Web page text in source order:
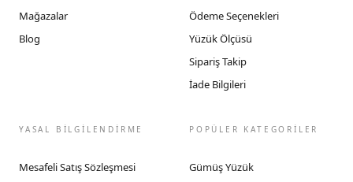
Mağazalar
Blog
Ödeme Seçenekleri
Yüzük Ölçüsü
Sipariş Takip
İade Bilgileri
YASAL BİLGİLENDİRME
Mesafeli Satış Sözleşmesi
POPÜLER KATEGORİLER
Gümüş Yüzük